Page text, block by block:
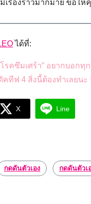
เรื่องราวมากมาย ขอให้
ได้ที่:
รคซึมเศร้า” อยากบอกทุ
ทีฟ 4 สิ่งนี้ต้องทำเลยนะ
X Line
กดดันตัวเอง กดดันตัวเ